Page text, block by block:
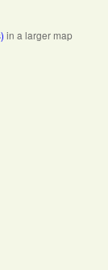
in a larger map